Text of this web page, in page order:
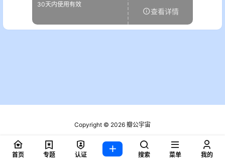
30天内使用有效
查看详情
Copyright © 2026 瓣公宇宙
粤ICP备2021076721号
查询 2 次，耗时 0.1770 秒
首页 专题 认证 搜索 菜单 我的